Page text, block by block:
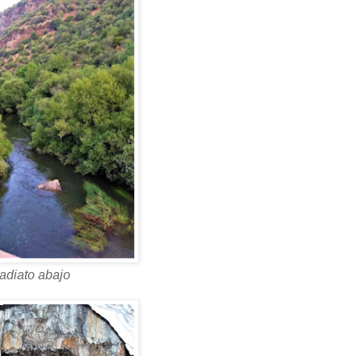
abajo